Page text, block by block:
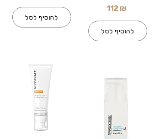
להוסיף לסל
112 ₪
להוסיף לסל